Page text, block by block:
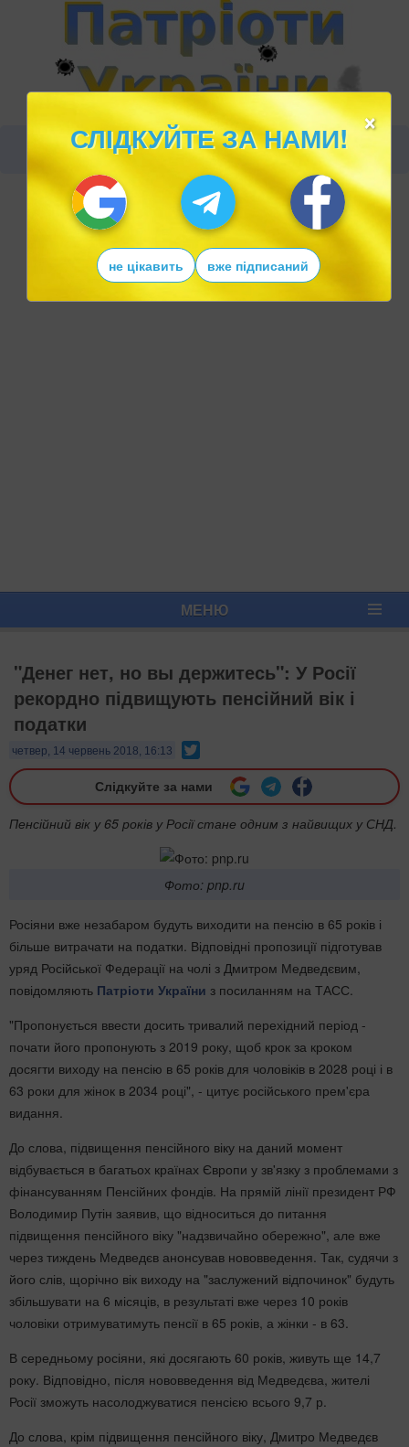
МЕНЮ
"Денег нет, но вы держитесь": У Росії
рекордно підвищують пенсійний вік і
податки
четвер, 14 червень 2018, 16:13
Слідкуйте за нами
Пенсійний вік у 65 років у Росії стане одним з найвищих у СНД.
Фото: pnp.ru
Росіяни вже незабаром будуть виходити на пенсію в 65 років і
більше витрачати на податки. Відповідні пропозиції підготував
уряд Російської Федерації на чолі з Дмитром Медведєвим,
повідомляють Патріоти України з посиланням на ТАСС.
"Пропонується ввести досить тривалий перехідний період -
почати його пропонують з 2019 року, щоб крок за кроком
досягти виходу на пенсію в 65 років для чоловіків в 2028 році і в
63 роки для жінок в 2034 році", - цитує російського прем'єра
видання.
До слова, підвищення пенсійного віку на даний момент
відбувається в багатьох країнах Європи у зв'язку з проблемами з
фінансуванням Пенсійних фондів. На прямій лінії президент РФ
Володимир Путін заявив, що відноситься до питання
підвищення пенсійного віку "надзвичайно обережно", але вже
через тиждень Медведєв анонсував нововведення. Так, судячи з
його слів, щорічно вік виходу на "заслужений відпочинок" будуть
збільшувати на 6 місяців, в результаті вже через 10 років
чоловіки отримуватимуть пенсії в 65 років, а жінки - в 63.
В середньому росіяни, які досягають 60 років, живуть ще 14,7
року. Відповідно, після нововведення від Медведєва, жителі
Росії зможуть насолоджуватися пенсією всього 9,7 р.
До слова, крім підвищення пенсійного віку, Дмитро Медведєв
×
СЛІДКУЙТЕ ЗА НАМИ!
не цікавить вже підписаний